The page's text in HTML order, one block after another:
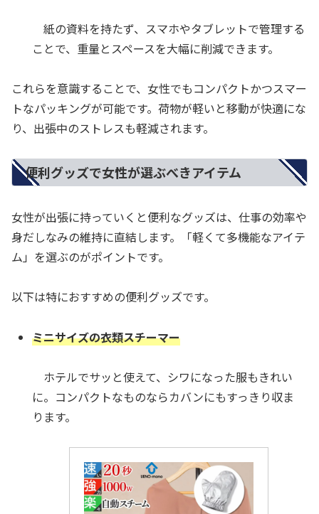
紙の資料を持たず、スマホやタブレットで管理する
ことで、重量とスペースを大幅に削減できます。
これらを意識することで、女性でもコンパクトかつスマー
トなパッキングが可能です。荷物が軽いと移動が快適にな
り、出張中のストレスも軽減されます。
便利グッズで女性が選ぶべきアイテム
女性が出張に持っていくと便利なグッズは、仕事の効率や
身だしなみの維持に直結します。「軽くて多機能なアイテ
ム」を選ぶのがポイントです。
以下は特におすすめの便利グッズです。
ミニサイズの衣類スチーマー
ホテルでサッと使えて、シワになった服もきれい
に。コンパクトなものならカバンにもすっきり収ま
ります。